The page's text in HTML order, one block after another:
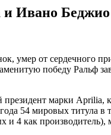
Ивано Беджио
умер от
победу Ральф
марки Aprilia,
54 мировых
4 как